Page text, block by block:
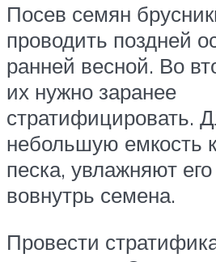
Посев семян
проводить поздней
ранней весной. Во
их нужно заранее
стратифицировать.
небольшую емкость
песка, увлажняют
вовнутрь семена.
Провести